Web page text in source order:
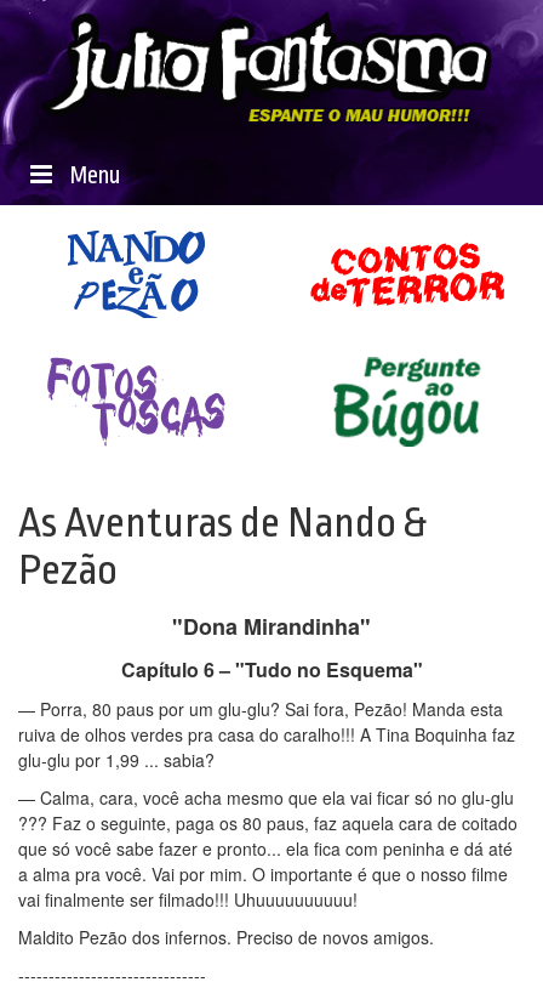
Menu
As Aventuras de Nando &
Pezão
"Dona Mirandinha"
Capítulo 6 – "Tudo no Esquema"
— Porra, 80 paus por um glu-glu? Sai fora, Pezão! Manda esta
ruiva de olhos verdes pra casa do caralho!!! A Tina Boquinha faz
glu-glu por 1,99 ... sabia?
— Calma, cara, você acha mesmo que ela vai ficar só no glu-glu
??? Faz o seguinte, paga os 80 paus, faz aquela cara de coitado
que só você sabe fazer e pronto... ela fica com peninha e dá até
a alma pra você. Vai por mim. O importante é que o nosso filme
vai finalmente ser filmado!!! Uhuuuuuuuuuu!
Maldito Pezão dos infernos. Preciso de novos amigos.
-------------------------------